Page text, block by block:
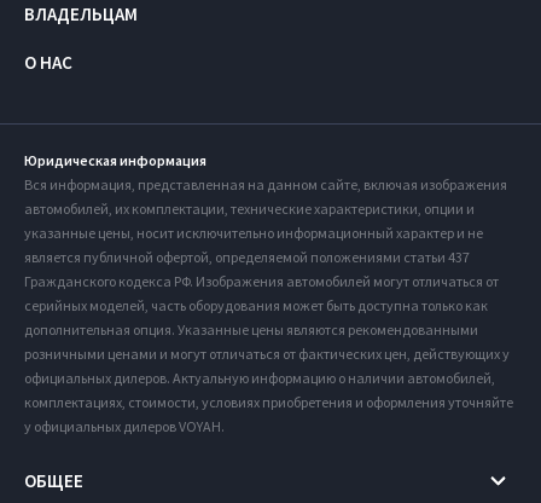
ВЛАДЕЛЬЦАМ
О НАС
Юридическая информация
Вся информация, представленная на данном сайте, включая изображения
автомобилей, их комплектации, технические характеристики, опции и
указанные цены, носит исключительно информационный характер и не
является публичной офертой, определяемой положениями статьи 437
Гражданского кодекса РФ. Изображения автомобилей могут отличаться от
серийных моделей, часть оборудования может быть доступна только как
дополнительная опция. Указанные цены являются рекомендованными
розничными ценами и могут отличаться от фактических цен, действующих у
официальных дилеров. Актуальную информацию о наличии автомобилей,
комплектациях, стоимости, условиях приобретения и оформления уточняйте
у официальных дилеров VOYAH.
ОБЩЕЕ